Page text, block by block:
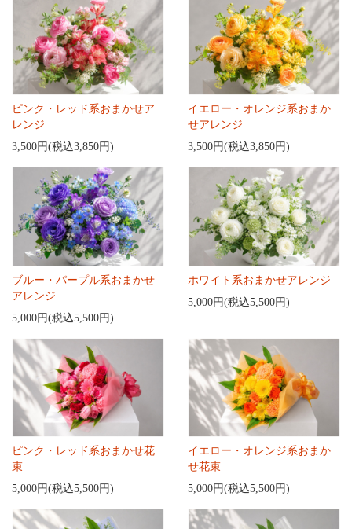
ピンク・レッド系おまかせア
レンジ
3,500円(税込3,850円)
イエロー・オレンジ系おまか
せアレンジ
3,500円(税込3,850円)
ブルー・パープル系おまかせ
アレンジ
5,000円(税込5,500円)
ホワイト系おまかせアレンジ
5,000円(税込5,500円)
ピンク・レッド系おまかせ花
束
5,000円(税込5,500円)
イエロー・オレンジ系おまか
せ花束
5,000円(税込5,500円)